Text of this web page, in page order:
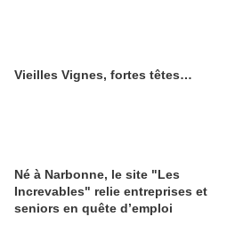
Vieilles Vignes, fortes têtes…
Né à Narbonne, le site "Les
Increvables" relie entreprises et
seniors en quête d’emploi